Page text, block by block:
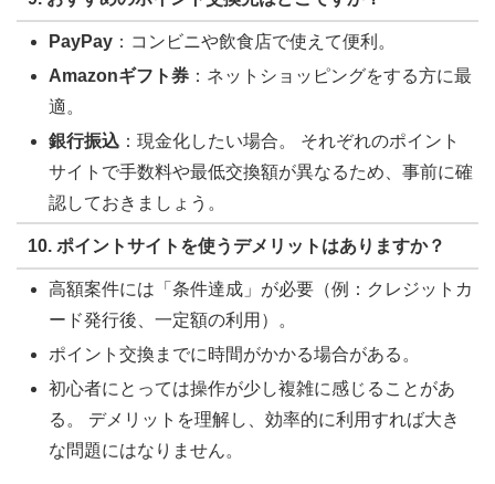
PayPay ：コンビニや飲食店で使えて便利。
Amazonギフト券 ：ネットショッピングをする方に最
適。
銀行振込 ：現金化したい場合。 それぞれのポイント
サイトで手数料や最低交換額が異なるため、事前に確
認しておきましょう。
10. ポイントサイトを使うデメリットはありますか？
高額案件には「条件達成」が必要（例：クレジットカ
ード発行後、一定額の利用）。
ポイント交換までに時間がかかる場合がある。
初心者にとっては操作が少し複雑に感じることがあ
る。 デメリットを理解し、効率的に利用すれば大き
な問題にはなりません。